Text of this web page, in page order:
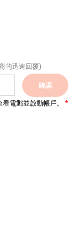
的迅速回覆)
確認
電郵並啟動帳戶。